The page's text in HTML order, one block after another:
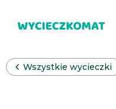
Wszystkie wycieczki